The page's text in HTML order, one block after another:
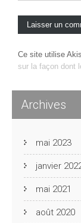
Ce site utilise
sur la façon dont
Archives
mai 2023
janvier
mai 2021
août 2020